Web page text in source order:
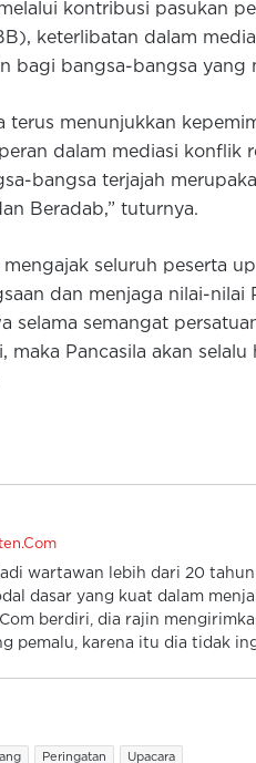
kontribusi pasukan
keterlibatan dalam
bagi bangsa-bangsa yang
terus menunjukkan
dalam mediasi konflik
bangsa terjajah
Beradab,” tuturnya.
seluruh peserta
dan menjaga nilai-nilai
selama semangat
Pancasila akan
wartawan lebih dari 20
dasar yang kuat dalam
berdiri, dia rajin
pemalu, karena itu dia tidak
Peringatan Upacara